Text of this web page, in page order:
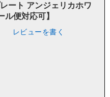
ート アンジェリカホワ
便対応可】
レビューを書く